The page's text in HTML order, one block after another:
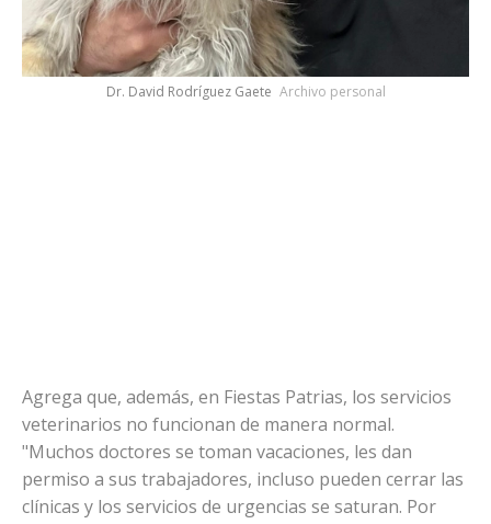
Dr. David Rodríguez Gaete Archivo personal
Agrega que, además, en Fiestas Patrias, los servicios
veterinarios no funcionan de manera normal.
"Muchos doctores se toman vacaciones, les dan
permiso a sus trabajadores, incluso pueden cerrar las
clínicas y los servicios de urgencias se saturan. Por